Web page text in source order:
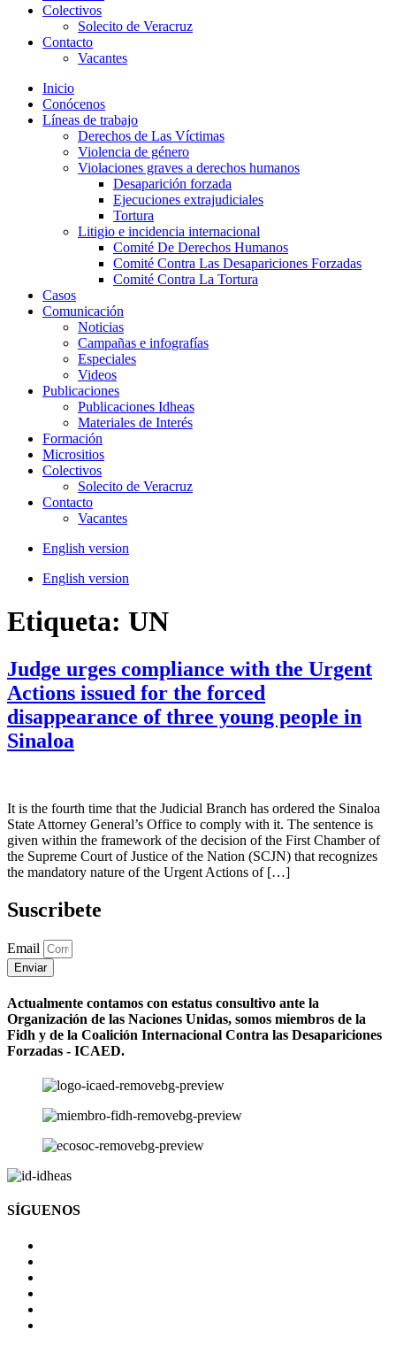
Colectivos
Solecito de Veracruz
Contacto
Vacantes
Inicio
Conócenos
Líneas de trabajo
Derechos de Las Víctimas
Violencia de género
Violaciones graves a derechos humanos
Desaparición forzada​
Ejecuciones extrajudiciales
Tortura
Litigio e incidencia internacional
Comité De Derechos Humanos​
Comité Contra Las Desapariciones Forzadas
Comité Contra La Tortura​
Casos
Comunicación
Noticias
Campañas e infografías
Especiales
Videos
Publicaciones
Publicaciones Idheas
Materiales de Interés
Formación
Micrositios
Colectivos
Solecito de Veracruz
Contacto
Vacantes
English version
English version
Etiqueta: UN
Judge urges compliance with the Urgent
Actions issued for the forced
disappearance of three young people in
Sinaloa
It is the fourth time that the Judicial Branch has ordered the Sinaloa
State Attorney General’s Office to comply with it. The sentence is
given within the framework of the decision of the First Chamber of
the Supreme Court of Justice of the Nation (SCJN) that recognizes
the mandatory nature of the Urgent Actions of […]
Suscribete
Email
Enviar
Actualmente contamos con estatus consultivo ante la
Organización de las Naciones Unidas, somos miembros de la
Fidh y de la Coalición Internacional Contra las Desapariciones
Forzadas - ICAED.
SÍGUENOS